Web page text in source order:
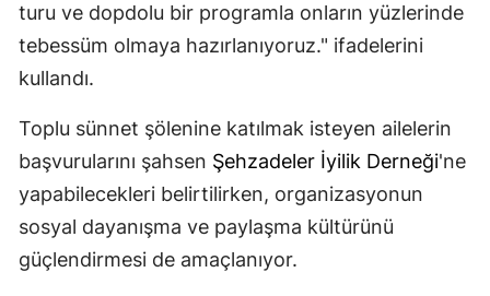
turu ve dopdolu bir programla onların yüzlerinde
tebessüm olmaya hazırlanıyoruz." ifadelerini
kullandı.
Toplu sünnet şölenine katılmak isteyen ailelerin
başvurularını şahsen Şehzadeler İyilik Derneği'ne
yapabilecekleri belirtilirken, organizasyonun
sosyal dayanışma ve paylaşma kültürünü
güçlendirmesi de amaçlanıyor.